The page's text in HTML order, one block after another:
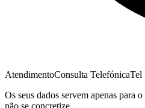
AtendimentoConsulta TelefónicaTel
Os seus dados servem apenas para
não se concretize.